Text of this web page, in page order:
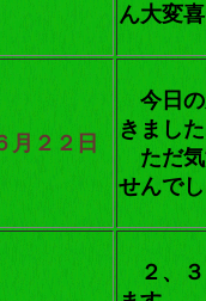
ん大変
月２２日
今日の
きまし
ただ気
せんで
２、３